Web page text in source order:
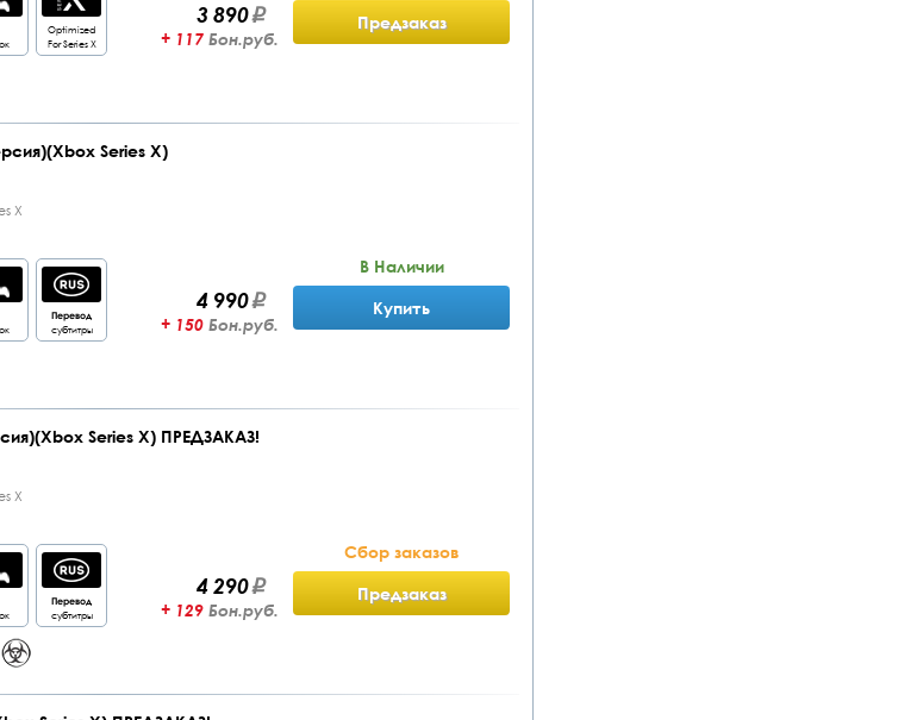
Optimized
For Series X
3 890
+ 117 Бон.руб.
Предзаказ
Series X)
X
Перевод
субтитры
4 990
+ 150 Бон.руб.
В Наличии
Купить
Series X) ПРЕДЗАКАЗ!
X
Перевод
субтитры
4 290
+ 129 Бон.руб.
Сбор заказов
Предзаказ